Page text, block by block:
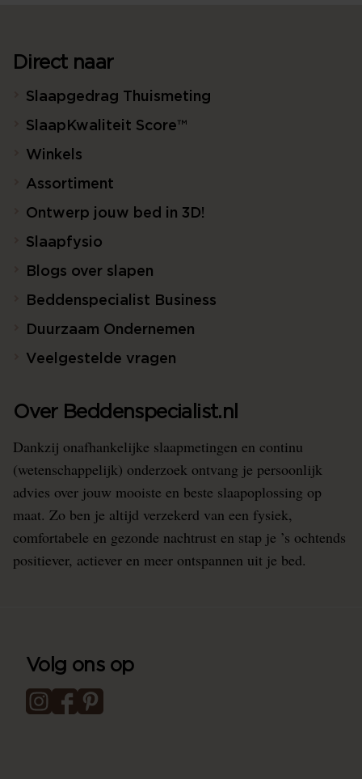
Direct naar
Slaapgedrag Thuismeting
SlaapKwaliteit Score™
Winkels
Assortiment
Ontwerp jouw bed in 3D!
Slaapfysio
Blogs over slapen
Beddenspecialist Business
Duurzaam Ondernemen
Veelgestelde vragen
Over Beddenspecialist.nl
Dankzij onafhankelijke slaapmetingen en continu
(wetenschappelijk) onderzoek ontvang je persoonlijk
advies over jouw mooiste en beste slaapoplossing op
maat. Zo ben je altijd verzekerd van een fysiek,
comfortabele en gezonde nachtrust en stap je ’s ochtends
positiever, actiever en meer ontspannen uit je bed.
Volg ons op